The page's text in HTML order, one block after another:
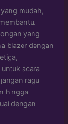
mudah,
yang
blazer dengan
acara
ragu
hingga
dengan